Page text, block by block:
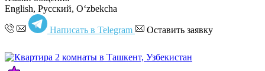
English, Русский, Oʻzbekcha
Написать в Telegram Оставить заявку